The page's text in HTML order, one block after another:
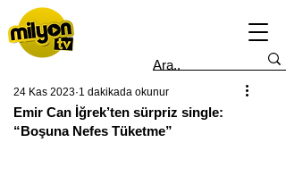
Emir Can İğrek’ten sürpriz single:
“Boşuna Nefes Tüketme”
24 Kas 2023 1 dakikada okunur